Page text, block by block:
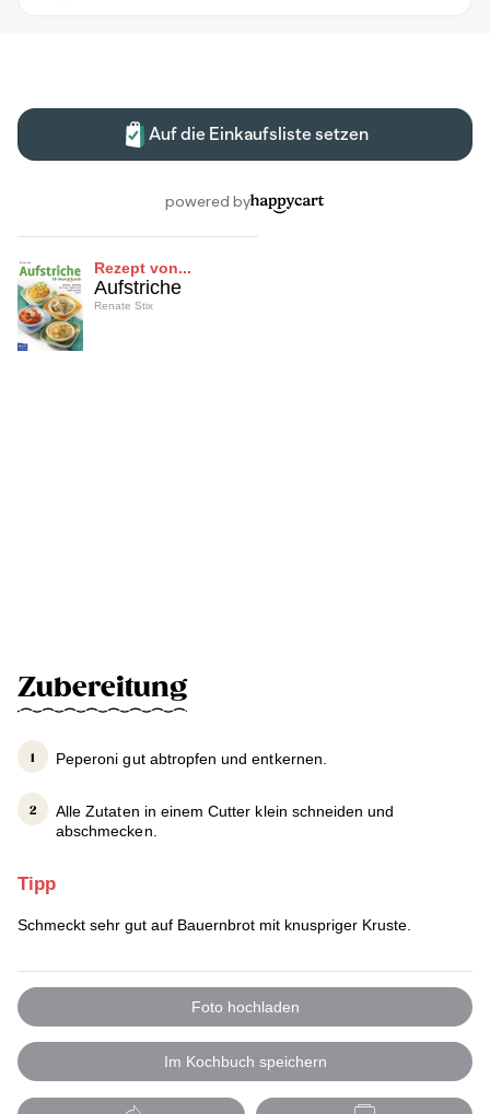
Rezept von...
Aufstriche
Renate Stix
Zubereitung
Peperoni gut abtropfen und entkernen.
Alle Zutaten in einem Cutter klein schneiden und
abschmecken.
Tipp
Schmeckt sehr gut auf Bauernbrot mit knuspriger Kruste.
Foto hochladen
Im Kochbuch speichern